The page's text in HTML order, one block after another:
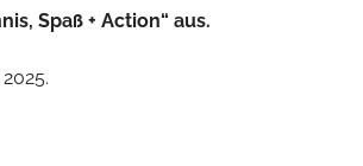
Spaß + Action“ aus.